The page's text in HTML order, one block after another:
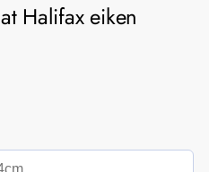
Halifax eiken